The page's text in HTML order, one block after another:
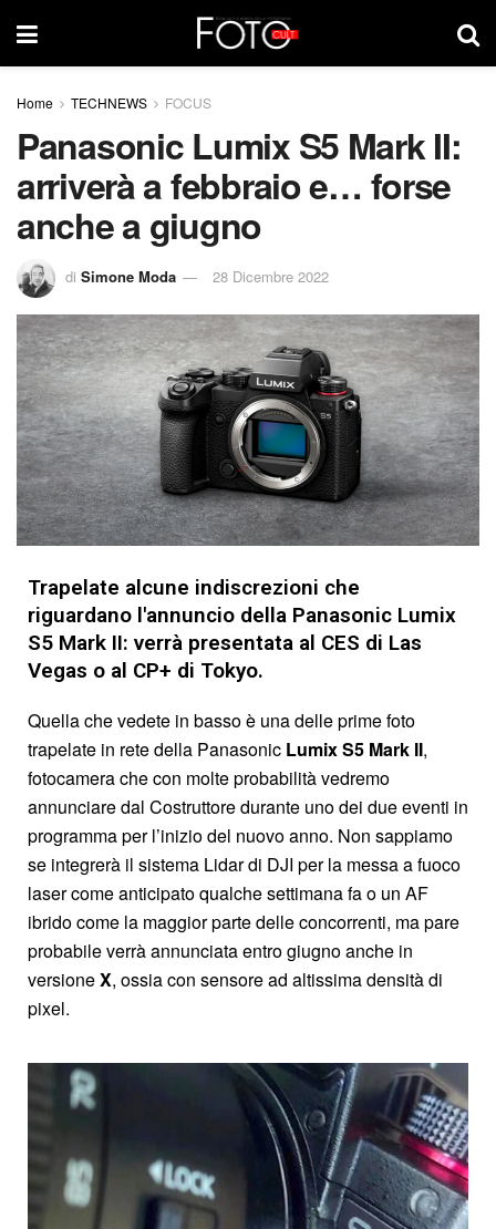
Home TECHNEWS FOCUS
Panasonic Lumix S5 Mark II:
arriverà a febbraio e… forse
anche a giugno
di Simone Moda 28 Dicembre 2022
Trapelate alcune indiscrezioni che
riguardano l'annuncio della Panasonic Lumix
S5 Mark II: verrà presentata al CES di Las
Vegas o al CP+ di Tokyo.
Quella che vedete in basso è una delle prime foto
trapelate in rete della Panasonic Lumix S5 Mark II,
fotocamera che con molte probabilità vedremo
annunciare dal Costruttore durante uno dei due eventi in
programma per l’inizio del nuovo anno. Non sappiamo
se integrerà il sistema Lidar di DJI per la messa a fuoco
laser come anticipato qualche settimana fa o un AF
ibrido come la maggior parte delle concorrenti, ma pare
probabile verrà annunciata entro giugno anche in
versioneX, ossia con sensore ad altissima densità di
pixel.